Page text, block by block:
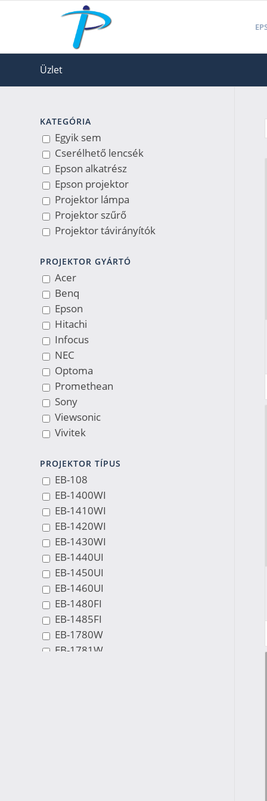
Üzlet
KATEGÓRIA
Egyik sem
Cserélhető lencsék
Epson alkatrész
Epson projektor
Projektor lámpa
Projektor szűrő
Projektor távirányítók
PROJEKTOR GYÁRTÓ
Acer
Benq
Epson
Hitachi
Infocus
NEC
Optoma
Promethean
Sony
Viewsonic
Vivitek
PROJEKTOR TÍPUS
EB-108
EB-1400WI
EB-1410WI
EB-1420WI
EB-1430WI
EB-1440UI
EB-1450UI
EB-1460UI
EB-1480FI
EB-1485FI
EB-1780W
EB-1781W